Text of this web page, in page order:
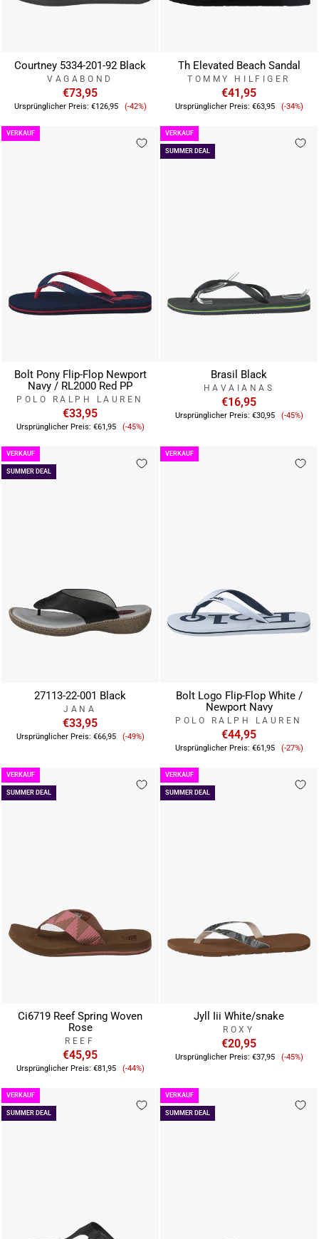
Courtney 5334-201-92 Black
VAGABOND
€73,95
Ursprünglicher Preis: €126,95 Verkaufspreis
(-42%)
Th Elevated Beach Sandal
TOMMY HILFIGER
€41,95
Ursprünglicher Preis: €63,95 (-34%)
VERKAUF
Bolt Pony Flip-Flop Newport
Navy / RL2000 Red PP
POLO RALPH LAUREN
€33,95
Ursprünglicher Preis: €61,95 Verkaufspreis
(-45%)
SUMMER DEAL
VERKAUF
Brasil Black
HAVAIANAS
€16,95
Ursprünglicher Preis: €30,95 (-45%)
SUMMER DEAL
VERKAUF
27113-22-001 Black
JANA
€33,95
Ursprünglicher Preis: €66,95 Verkaufspreis
(-49%)
VERKAUF
Bolt Logo Flip-Flop White /
Newport Navy
POLO RALPH LAUREN
€44,95
Ursprünglicher Preis: €61,95 (-27%)
SUMMER DEAL
VERKAUF
Ci6719 Reef Spring Woven
Rose
REEF
€45,95
Ursprünglicher Preis: €81,95 Verkaufspreis
(-44%)
SUMMER DEAL
VERKAUF
Jyll Iii White/snake
ROXY
€20,95
Ursprünglicher Preis: €37,95 (-45%)
SUMMER DEAL
VERKAUF
SUMMER DEAL
VERKAUF